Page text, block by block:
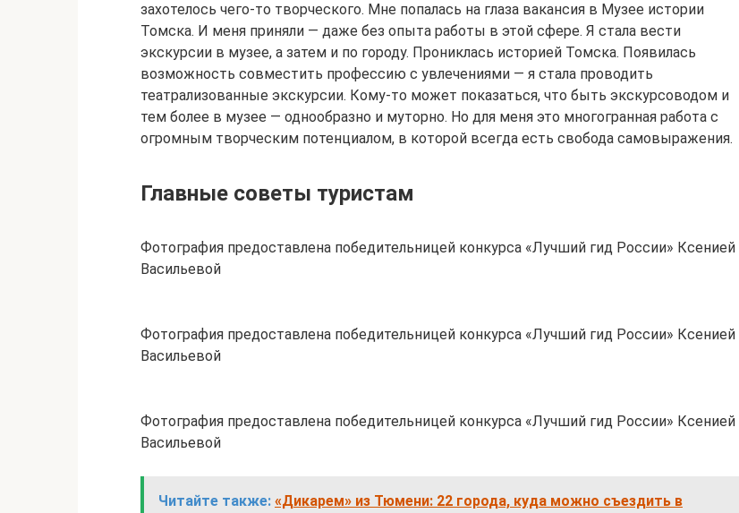
захотелось чего-то творческого. Мне попалась на глаза вакансия в Музее истории
Томска. И меня приняли — даже без опыта работы в этой сфере. Я стала вести
экскурсии в музее, а затем и по городу. Прониклась историей Томска. Появилась
возможность совместить профессию с увлечениями — я стала проводить
театрализованные экскурсии. Кому-то может показаться, что быть экскурсоводом и
тем более в музее — однообразно и муторно. Но для меня это многогранная работа с
огромным творческим потенциалом, в которой всегда есть свобода самовыражения.
Главные советы туристам
Фотография предоставлена победительницей конкурса «Лучший гид России» Ксенией
Васильевой
Фотография предоставлена победительницей конкурса «Лучший гид России» Ксенией
Васильевой
Фотография предоставлена победительницей конкурса «Лучший гид России» Ксенией
Васильевой
Читайте также: «Дикарем» из Тюмени: 22 города, куда можно съездить в